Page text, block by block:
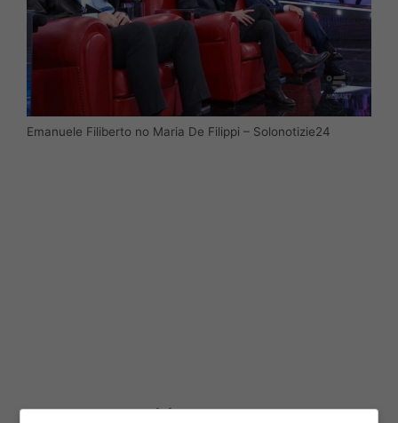
Emanuele Filiberto no Maria De Filippi – Solonotizie24
Emanuele Filiberto la